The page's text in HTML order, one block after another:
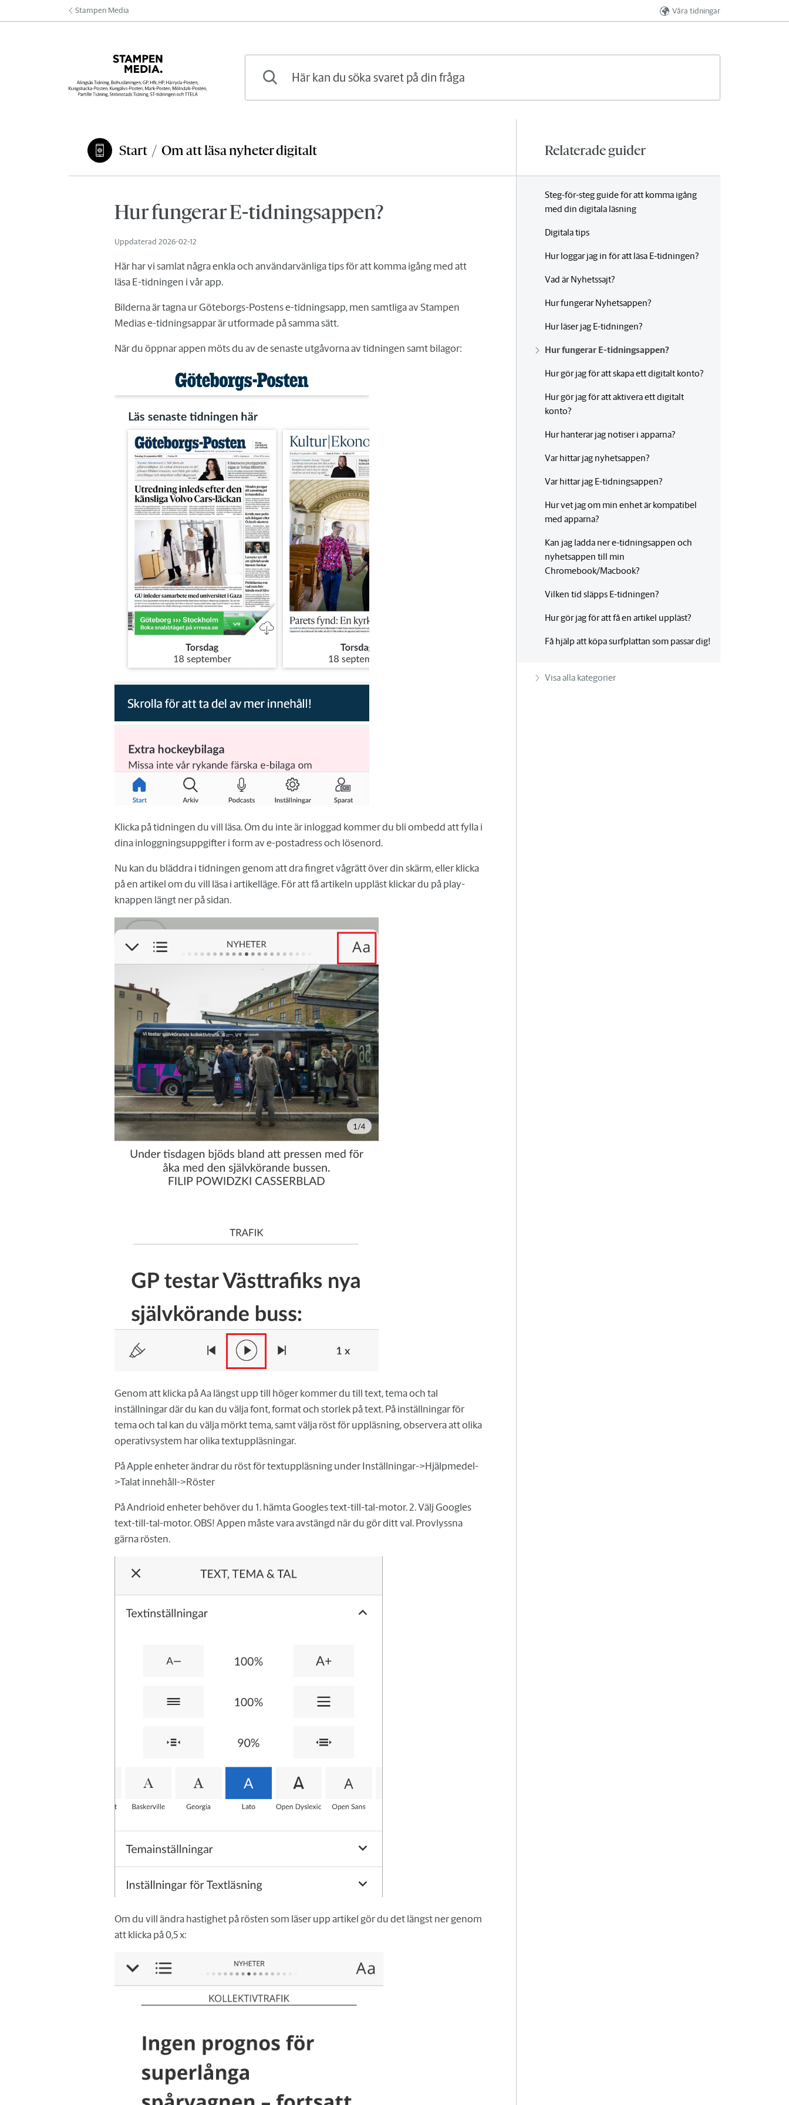
Stampen Media Våra tidningar
Du är här:Start / Om att läsa nyheter digitalt
Hur fungerar E-tidningsappen?
Uppdaterad 2026-02-12
Här har vi samlat några enkla och användarvänliga tips för att komma igång med att
läsa E-tidningen i vår app.
Bilderna är tagna ur Göteborgs-Postens e-tidningsapp, men samtliga av Stampen
Medias e-tidningsappar är utformade på samma sätt.
När du öppnar appen möts du av de senaste utgåvorna av tidningen samt bilagor:
Klicka på tidningen du vill läsa. Om du inte är inloggad kommer du bli ombedd att fylla i
dina inloggningsuppgifter i form av e-postadress och lösenord.
Nu kan du bläddra i tidningen genom att dra fingret vågrätt över din skärm, eller klicka
på en artikel om du vill läsa i artikelläge. För att få artikeln uppläst klickar du på play-
knappen längt ner på sidan.
Genom att klicka på Aa längst upp till höger kommer du till text, tema och tal
inställningar där du kan du välja font, format och storlek på text. På inställningar för
tema och tal kan du välja mörkt tema, samt välja röst för uppläsning, observera att olika
operativsystem har olika textuppläsningar.
På Apple enheter ändrar du röst för textuppläsning under Inställningar->Hjälpmedel-
>Talat innehåll->Röster
På Andrioid enheter behöver du 1. hämta Googles text-till-tal-motor. 2. Välj Googles
text-till-tal-motor. OBS! Appen måste vara avstängd när du gör ditt val. Provlyssna
gärna rösten.
Om du vill ändra hastighet på rösten som läser upp artikel gör du det längst ner genom
att klicka på 0,5 x:
Relaterade guider
Steg-för-steg guide för att komma igång
med din digitala läsning
Digitala tips
Hur loggar jag in för att läsa E‑tidningen?
Vad är Nyhetssajt?
Hur fungerar Nyhetsappen?
Hur läser jag E-tidningen?
Hur fungerar E-tidningsappen?
Hur gör jag för att skapa ett digitalt konto?
Hur gör jag för att aktivera ett digitalt
konto?
Hur hanterar jag notiser i apparna?
Var hittar jag nyhetsappen?
Var hittar jag E-tidningsappen?
Hur vet jag om min enhet är kompatibel
med apparna?
Kan jag ladda ner e-tidningsappen och
nyhetsappen till min
Chromebook/Macbook?
Vilken tid släpps E-tidningen?
Hur gör jag för att få en artikel uppläst?
Få hjälp att köpa surfplattan som passar dig!
Visa alla kategorier